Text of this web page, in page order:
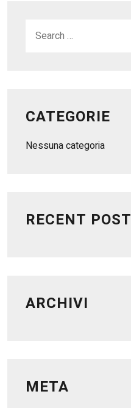
Search for:
CATEGORIE
Nessuna categoria
RECENT POST
ARCHIVI
META